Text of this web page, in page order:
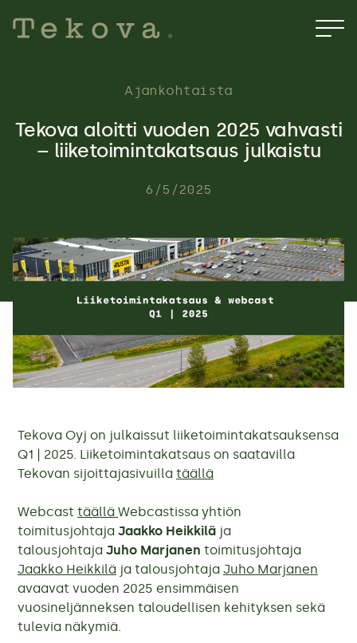
Ajankohtaista
Tekova aloitti vuoden 2025 vahvasti
– liiketoimintakatsaus julkaistu
6/5/2025
Tekova Oyj on julkaissut liiketoimintakatsauksensa
Q1 | 2025. Liiketoimintakatsaus on saatavilla
Tekovan sijoittajasivuilla täällä
Webcast täällä Webcastissa yhtiön
toimitusjohtaja Jaakko Heikkilä ja
talousjohtaja Juho Marjanen toimitusjohtaja
Jaakko Heikkilä ja talousjohtaja Juho Marjanen
avaavat vuoden 2025 ensimmäisen
vuosineljänneksen taloudellisen kehityksen sekä
tulevia näkymiä.